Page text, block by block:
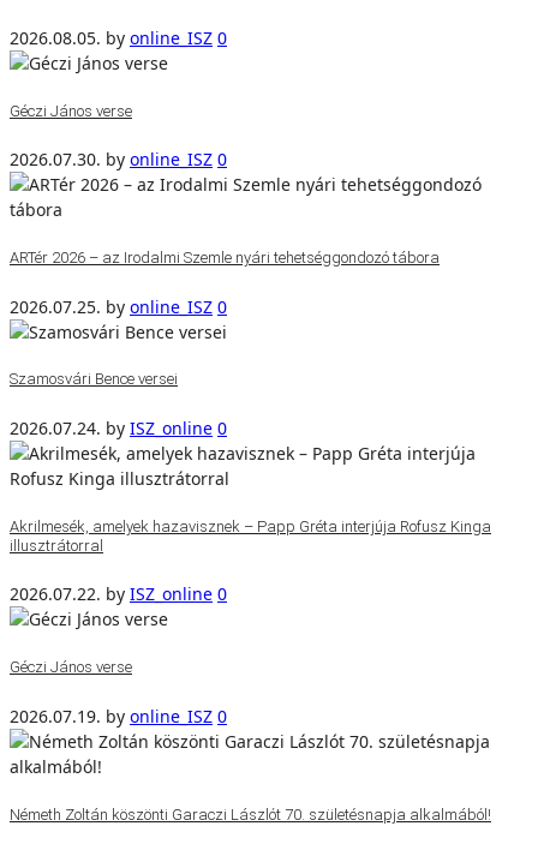
2026.08.05. by online_ISZ 0
Géczi János verse
2026.07.30. by online_ISZ 0
ARTér 2026 – az Irodalmi Szemle nyári tehetséggondozó tábora
2026.07.25. by online_ISZ 0
Szamosvári Bence versei
2026.07.24. by ISZ_online 0
Akrilmesék, amelyek hazavisznek – Papp Gréta interjúja Rofusz Kinga
illusztrátorral
2026.07.22. by ISZ_online 0
Géczi János verse
2026.07.19. by online_ISZ 0
Németh Zoltán köszönti Garaczi Lászlót 70. születésnapja alkalmából!